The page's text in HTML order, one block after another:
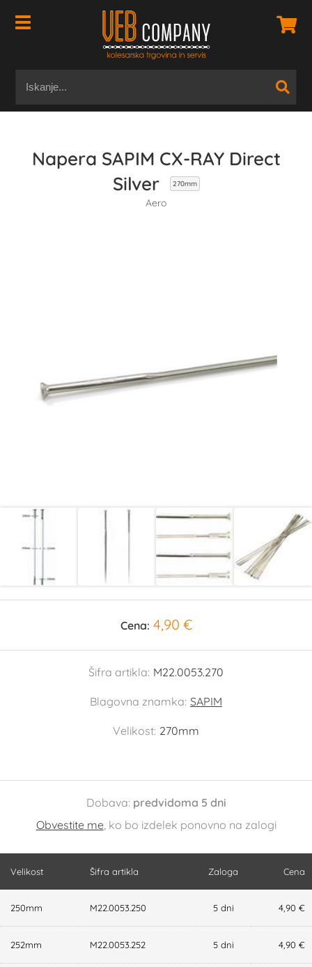
Napera SAPIM CX-RAY Direct
Silver
270mm
Aero
Cena: 4,90 €
Šifra artikla: M22.0053.270
Blagovna znamka: SAPIM
Velikost: 270mm
Dobava: predvidoma 5 dni
Obvestite me, ko bo izdelek ponovno na zalogi
Velikost Šifra artikla Zaloga Cena
250mm M22.0053.250 5 dni 4,90 €
252mm M22.0053.252 5 dni 4,90 €